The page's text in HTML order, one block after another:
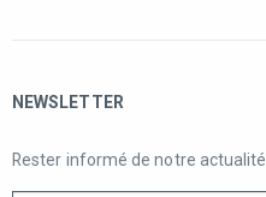
NEWSLETTER
Rester informé de notre actualité.